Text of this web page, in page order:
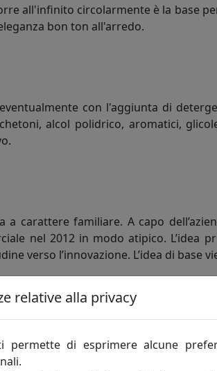
all'infinito circolarmente è la base
bon ton all'arredo.
con l'aggiunta di
alcol polidrico, aromatici,
a carattere familiare. A capo
nel 2012 in modo atipico. L’idea
verso l’innovazione. L’idea di base
e che abbiano un
lamiera, attraverso forme e linee
dalla memetica, la moderna scienza
relative alla privacy
permette di esprimere alcune